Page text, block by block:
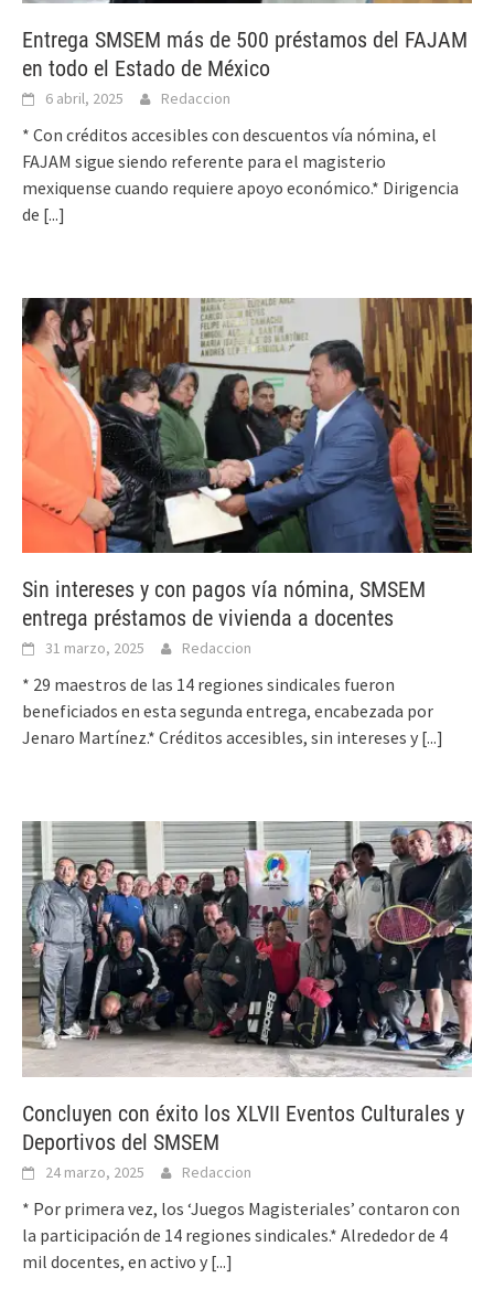
Entrega SMSEM más de 500 préstamos del FAJAM
en todo el Estado de México
6 abril, 2025 Redaccion
* Con créditos accesibles con descuentos vía nómina, el
FAJAM sigue siendo referente para el magisterio
mexiquense cuando requiere apoyo económico.* Dirigencia
de [...]
Sin intereses y con pagos vía nómina, SMSEM
entrega préstamos de vivienda a docentes
31 marzo, 2025 Redaccion
* 29 maestros de las 14 regiones sindicales fueron
beneficiados en esta segunda entrega, encabezada por
Jenaro Martínez.* Créditos accesibles, sin intereses y [...]
Concluyen con éxito los XLVII Eventos Culturales y
Deportivos del SMSEM
24 marzo, 2025 Redaccion
* Por primera vez, los ‘Juegos Magisteriales’ contaron con
la participación de 14 regiones sindicales.* Alrededor de 4
mil docentes, en activo y [...]